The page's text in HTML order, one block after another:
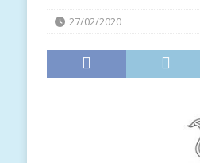
27/02/2020